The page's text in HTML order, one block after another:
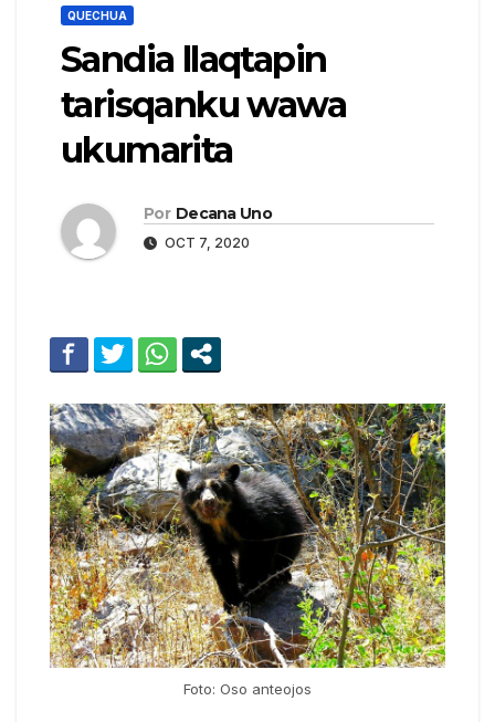
QUECHUA
Sandia llaqtapin
tarisqanku wawa
ukumarita
Por Decana Uno
OCT 7, 2020
Foto: Oso anteojos